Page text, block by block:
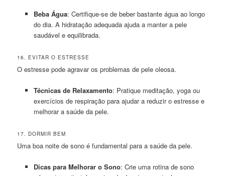
Beba Água: Certifique-se de beber bastante água ao longo
do dia. A hidratação adequada ajuda a manter a pele
saudável e equilibrada.
16. EVITAR O ESTRESSE
O estresse pode agravar os problemas de pele oleosa.
Técnicas de Relaxamento: Pratique meditação, yoga ou
exercícios de respiração para ajudar a reduzir o estresse e
melhorar a saúde da pele.
17. DORMIR BEM
Uma boa noite de sono é fundamental para a saúde da pele.
Dicas para Melhorar o Sono: Crie uma rotina de sono